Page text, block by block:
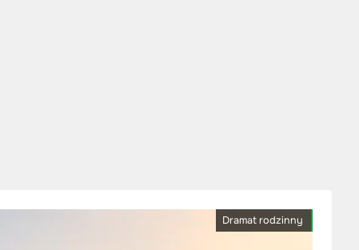
Dramat rodzinny